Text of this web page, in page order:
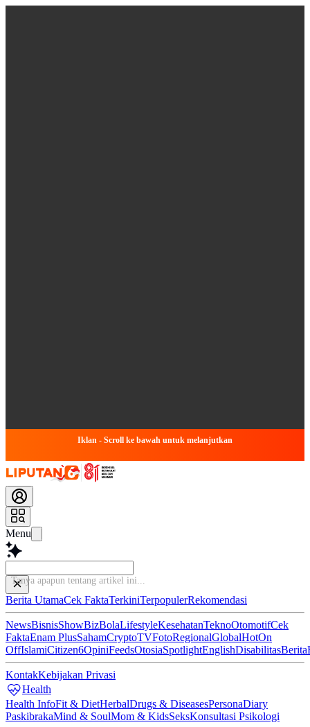
Iklan - Scroll ke bawah untuk melanjutkan
Menu
Tanya
Berita UtamaCek FaktaTerkiniTerpopulerRekomendasi
NewsBisnisShowBizBolaLifestyleKesehatanTeknoOtomotifCek
FaktaEnam PlusSahamCryptoTVFotoRegionalGlobalHotOn
OffIslamiCitizen6OpiniFeedsOtosiaSpotlightEnglishDisabilitasBerita
KontakKebijakan Privasi
Health
Health InfoFit & DietHerbalDrugs & DiseasesPersonaDiary
PaskibrakaMind & SoulMom & KidsSeksKonsultasi Psikologi